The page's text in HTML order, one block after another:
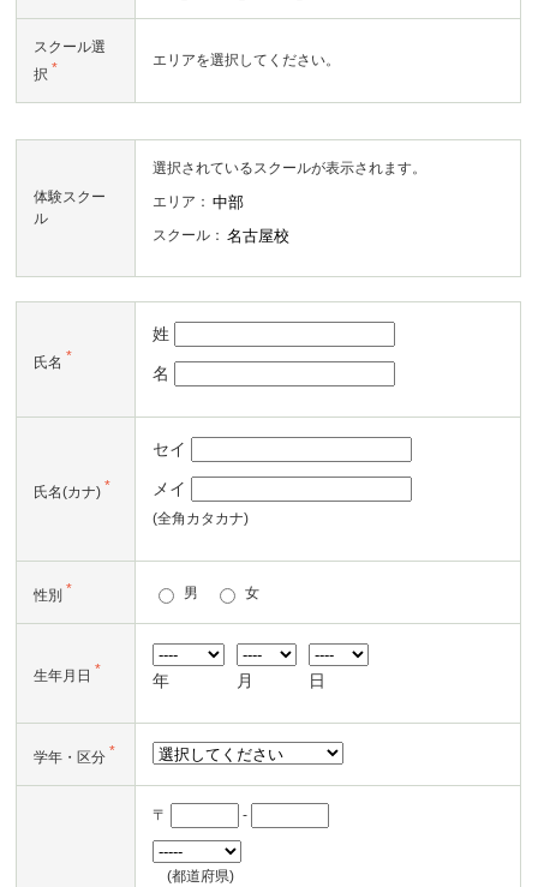
スクール選
択 * エリアを選択してください。
体験スクー
ル
選択されているスクールが表示されます。
エリア：
スクール：
氏名 *
姓
名
氏名(カナ) *
セイ
メイ
(全角カタカナ)
性別 * 男 女
生年月日 *
年 月 日
学年・区分 *
〒 -
(都道府県)